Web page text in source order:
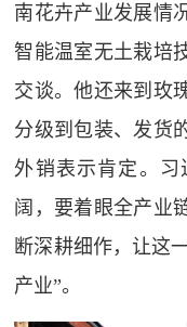
南花卉产业发展情
智能温室无土栽培
交谈。他还来到玫
分级到包装、发货
外销表示肯定。
阔，要着眼全产业
断深耕细作，让这
产业”。